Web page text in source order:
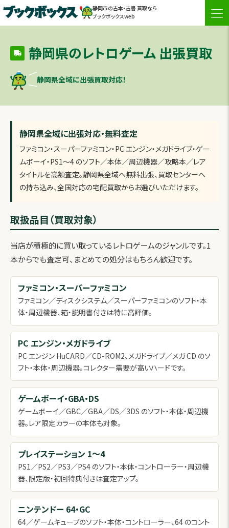
静岡市の古本・古書 買取なら
ブックボックスweb
静岡県のレトロゲーム 出張買取
静岡県全域に出張買取対応！
静岡県全域に出張対応・無料査定
ファミコン・スーパーファミコン・PC エンジン・メガドライブ・ゲー
ムボーイ・PS1〜4 のソフト／本体／周辺機器／攻略本／レア
タイトルを高額査定。静岡県全域へ無料出張、買取センターへ
の持ち込み、全国対応の宅配買取からお選びいただけます。
取扱品目（買取対象）
当店が積極的に買い取っているレトロゲームのジャンルです。1
本からでも査定可、まとめての処分はもちろん歓迎です。
ファミコン・スーパーファミコン
ファミコン／ディスクシステム／スーパーファミコンのソフト・本
体・周辺機器、箱・説明書付きは特に高評価。
PC エンジン・メガドライブ
PC エンジン HuCARD／CD-ROM2、メガドライブ／メガ CD のソ
フト・本体・周辺機器。コレクター需要が高いハードです。
ゲームボーイ・GBA・DS
ゲームボーイ／GBC／GBA／DS／3DS のソフト・本体・周辺機
器。レア限定カラーの本体も対象。
プレイステーション 1〜4
PS1／PS2／PS3／PS4 のソフト・本体・コントローラー・周辺機
器、限定版・初回特典付きは査定アップ。
ニンテンドー 64・GC
64／ゲームキューブのソフト・本体・コントローラー、64 のコント